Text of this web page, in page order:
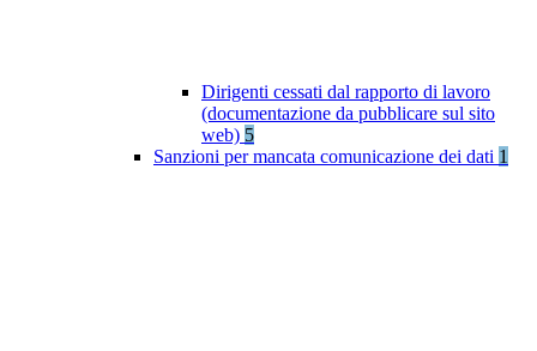
Dirigenti cessati dal rapporto di lavoro
(documentazione da pubblicare sul sito
web) 5
Sanzioni per mancata comunicazione dei dati 1